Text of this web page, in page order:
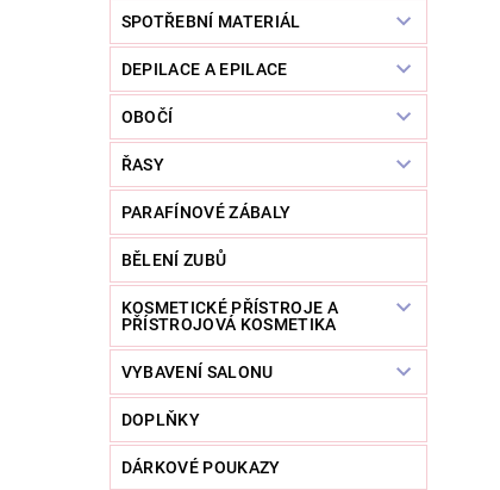
SPOTŘEBNÍ MATERIÁL
DEPILACE A EPILACE
OBOČÍ
ŘASY
PARAFÍNOVÉ ZÁBALY
BĚLENÍ ZUBŮ
KOSMETICKÉ PŘÍSTROJE A
PŘÍSTROJOVÁ KOSMETIKA
VYBAVENÍ SALONU
DOPLŇKY
DÁRKOVÉ POUKAZY